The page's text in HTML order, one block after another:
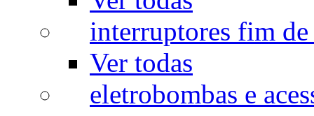
interruptores fim de
Ver todas
eletrobombas e